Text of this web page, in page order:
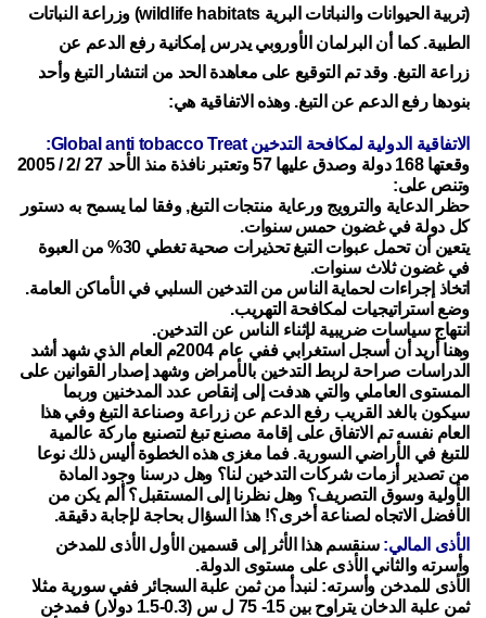
(تربية الحيوانات والنباتات البرية wildlife habitats) وزراعة النباتات
الطبية. كما أن البرلمان الأوروبي يدرس إمكانية رفع الدعم عن
زراعة التبغ. وقد تم التوقيع على معاهدة الحد من انتشار التبغ وأحد
بنودها رفع الدعم عن التبغ. وهذه الاتفاقية هي:
الاتفاقية الدولية لمكافحة التدخين Global anti tobacco Treat:
وقعتها 168 دولة وصدق عليها 57 وتعتبر نافذة منذ الأحد 27 /2 / 2005
وتنص على:
حظر الدعاية والترويج ورعاية منتجات التبغ, وفقا لما يسمح به دستور
كل دولة في غضون حمس سنوات.
يتعين أن تحمل عبوات التبغ تحذيرات صحية تغطي 30% من العبوة
في غضون ثلاث سنوات.
اتخاذ إجراءات لحماية الناس من التدخين السلبي في الأماكن العامة.
وضع استراتيجيات لمكافحة التهريب.
انتهاج سياسات ضريبية لإثناء الناس عن التدخين.
وهنا أريد أن أسجل استغرابي ففي عام 2004م العام الذي شهد أشد
الدراسات صراحة لربط التدخين بالأمراض وشهد إصدار القوانين على
المستوى العاملي والتي هدفت إلى إنقاص عدد المدخنين وربما
سيكون بالغد القريب رفع الدعم عن زراعة وصناعة التبغ وفي هذا
العام نفسه تم الاتفاق على إقامة مصنع تبغ لتصنيع ماركة عالمية
للتبغ في الأراضي السورية. فما مغزى هذه الخطوة أليس ذلك نوعا
من تصدير أزمات شركات التدخين لنا؟ وهل درسنا وجود المادة
الأولية وسوق التصريف؟ وهل نظرنا إلى المستقبل؟ ألم يكن من
الأفضل الاتجاه لصناعة أخرى؟! هذا السؤال بحاجة لإجابة دقيقة.
الأذى المالي: سنقسم هذا الأثر إلى قسمين الأول الأذى للمدخن
وأسرته والثاني الأذى على مستوى الدولة.
الأذى للمدخن وأسرته: لنبدأ من ثمن علبة السجائر ففي سورية مثلا
ثمن علبة الدخان يتراوح بين 15- 75 ل س (0.3-1.5 دولار) فمدخن